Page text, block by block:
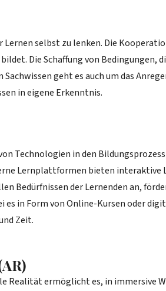
selbst zu lenken. Die
Die Schaffung von Bedingungen,
geht es auch um das
in eigene Erkenntnis.
Technologien in den
Lernplattformen bieten
Bedürfnissen der Lernenden an,
in Form von Online-Kursen oder
Zeit.
Realität ermöglicht es, in immersive